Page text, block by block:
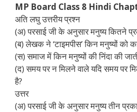
MP Board Class 8 Hindi
अति लघु उत्तरीय प्रश्न
(अ) परसाई जी के अनुसार मनुष्य कितने
(ब) लेखक ने ‘टाइमपीस’ किन मनुष्यों को
(स) समाज में किन मनुष्यों की निंदा की
(द) समय पर न मिलने वाले यदि समय पर
है?
उत्तर
(अ) परसाई जी के अनुसार मनुष्य तीन